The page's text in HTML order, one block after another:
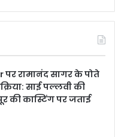
पर रामानंद सागर के पोते
साई पल्लवी की
की कास्टिंग पर जताई